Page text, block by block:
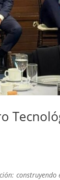
construyendo